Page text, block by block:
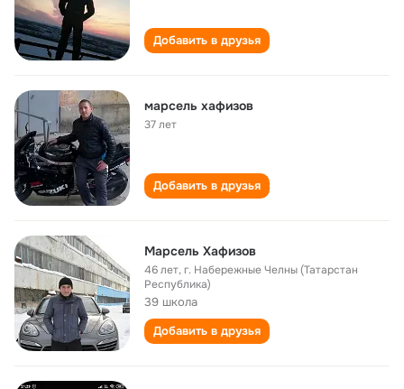
Добавить в друзья
марсель хафизов
37 лет
Добавить в друзья
Марсель Хафизов
46 лет,г. Набережные Челны (Татарстан
Республика)
39 школа
Добавить в друзья